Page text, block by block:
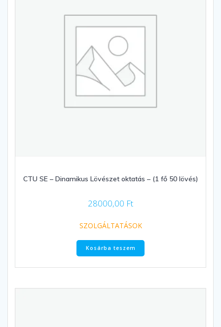
CTU SE – Dinamikus Lövészet oktatás – (1 fő 50 lövés)
28000,00 Ft
SZOLGÁLTATÁSOK
Kosárba teszem